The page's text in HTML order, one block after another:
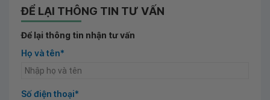
ĐỂ LẠI THÔNG TIN TƯ VẤN
Để lại thông tin nhận tư vấn
Họ và tên*
Số điện thoại*